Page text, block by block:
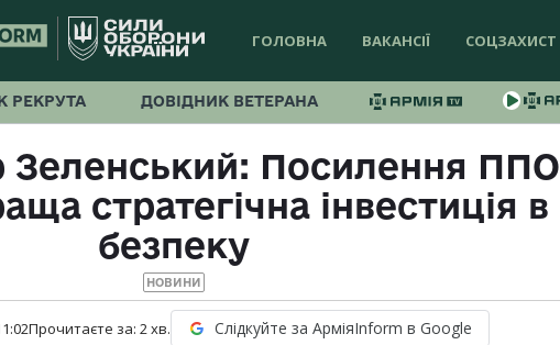
ГОЛОВНА ВАКАНСІЇ СОЦЗАХИСТ
РЕКРУТА ДОВІДНИК ВЕТЕРАНА
Посилення ППО
стратегічна інвестиція в
безпеку
НОВИНИ
Прочитаєте за: 2хв. Слідкуйте за АрміяInform в Google